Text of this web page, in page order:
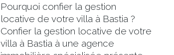
Pourquoi confier la gestion
locative de votre villa à Bastia ?
Confier la gestion locative de votre
villa à Bastia à une agence